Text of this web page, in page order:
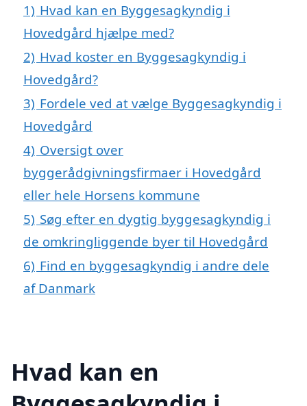
1) Hvad kan en Byggesagkyndig i
Hovedgård hjælpe med?
2) Hvad koster en Byggesagkyndig i
Hovedgård?
3) Fordele ved at vælge Byggesagkyndig i
Hovedgård
4) Oversigt over
byggerådgivningsfirmaer i Hovedgård
eller hele Horsens kommune
5) Søg efter en dygtig byggesagkyndig i
de omkringliggende byer til Hovedgård
6) Find en byggesagkyndig i andre dele
af Danmark
Hvad kan en